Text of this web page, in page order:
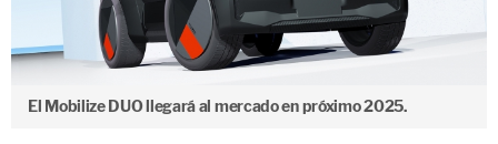
El Mobilize DUO llegará al mercado en próximo 2025.